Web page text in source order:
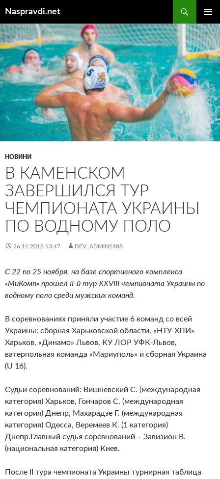
вмісту
Naspravdi.net
МЕНЮ
НОВИНИ
В КАМЕНСКОМ
ЗАВЕРШИЛСЯ ТУР
ЧЕМПИОНАТА УКРАИНЫ
ПО ВОДНОМУ ПОЛО
26.11.2018 13:47 DEV_ADMIN1488
С 22 по 25 ноября, на базе спортивного комплекса
«МиКомп» прошел II-й тур XXVIII чемпионата Украины по
водному поло среди мужских команд.
В соревнованиях приняли участие 6 команд со всей
Украины: сборная Харьковской области, «НТУ-ХПИ»
Харьков, «Динамо» Львов, КУ ЛОР УФК-Львов,
ватерпольная команда «Мариуполь» и сборная Украина
(U 16).
Судьи соревнований: Вишневский С. (международная
категория) Харьков, Гончаров С. (международная
категория) Днепр, Махарадзе Г. (международная
категория) Одесса, Веремеев К. (1 категория)
Днепр.Главный судья соревнований – Завизион В.
(национальная категория) Киев.
После II тура чемпионата Украины турнирная таблица